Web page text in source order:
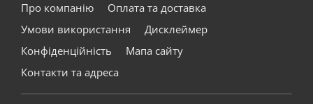
Про компанію
Оплата та доставка
Умови використання
Дисклеймер
Конфіденційність
Мапа сайту
Контакти та адреса